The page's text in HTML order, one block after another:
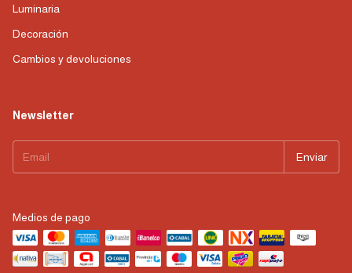
Luminaria
Decoración
Cambios y devoluciones
Newsletter
Medios de pago